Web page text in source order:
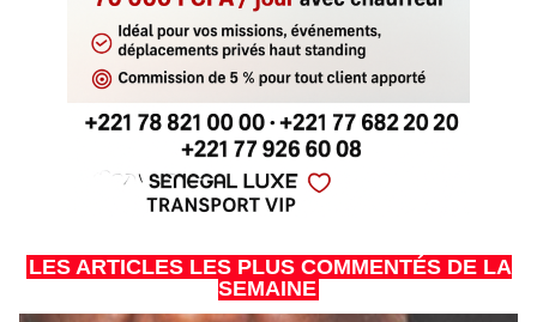
LES ARTICLES LES PLUS COMMENTÉS DE LA
SEMAINE